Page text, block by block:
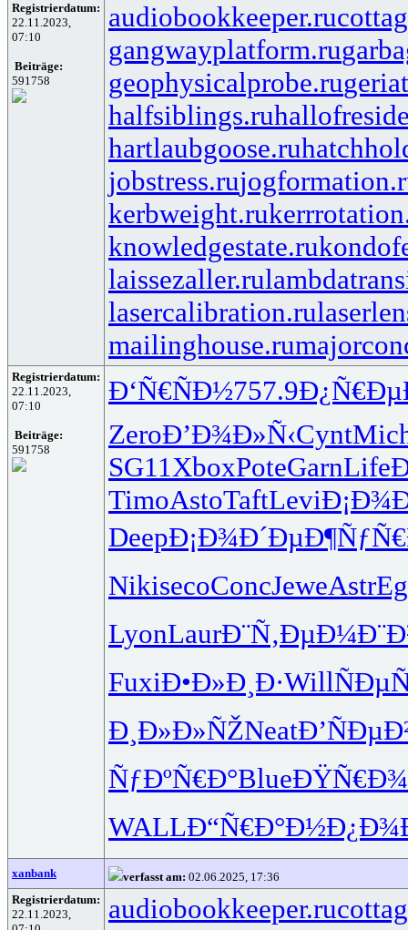
Registrierdatum:
22.11.2023,
07:10
Beiträge:
591758
audiobookkeeper.ru
gangwayplatform.ru
geophysicalprobe.ru
halfsiblings.ru
hartlaubgoose.ru
jobstress.ru
kerbweight.ru
knowledgestate.ru
laissezaller.ru
lasercalibration.ru
mailinghouse.ru
Registrierdatum:
22.11.2023,
07:10
Beiträge:
591758
Ð‘Ñ€ÑÐ½757.9
ZeroÐ’Ð¾Ð»Ñ‹Cynt
SG11XboxPoteGarnLife
TimoAstoTaftLevi
DeepÐ¡Ð¾Ð´Ðµ
NikisecoConcJeweAstr
LyonLaurÐ¨Ñ‚ÐµÐ¼
FuxiÐ•Ð»Ð¸Ð·Will
Ð¸Ð»Ð»ÑŽNeat
ÑƒÐºÑ€Ð°Blue
WALLÐ“Ñ€Ð°Ð½
xanbank verfasst am: 02.06.2025, 17:36
Registrierdatum:
22.11.2023,
audiobookkeeper.ru